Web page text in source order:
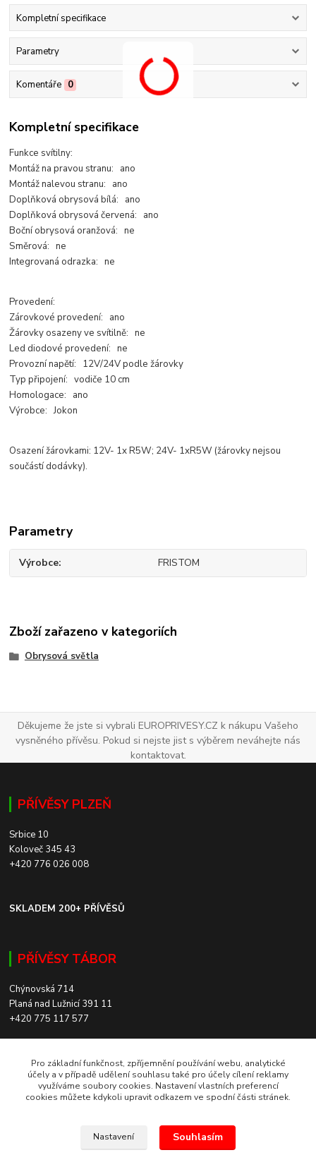
Kompletní specifikace
Parametry
Komentáře 0
Kompletní specifikace
Funkce svítilny:
Montáž na pravou stranu: ano
Montáž nalevou stranu: ano
Doplňková obrysová bílá: ano
Doplňková obrysová červená: ano
Boční obrysová oranžová: ne
Směrová: ne
Integrovaná odrazka: ne
Provedení:
Zárovkové provedení: ano
Žárovky osazeny ve svítilně: ne
Led diodové provedení: ne
Provozní napětí: 12V/24V podle žárovky
Typ připojení: vodiče 10 cm
Homologace: ano
Výrobce: Jokon
Osazení žárovkami: 12V- 1x R5W; 24V- 1xR5W (žárovky nejsou
součástí dodávky).
Parametry
Výrobce FRISTOM
Zboží zařazeno v kategoriích
Obrysová světla
Děkujeme že jste si vybrali EUROPRIVESY.CZ k nákupu Vašeho
vysněného přívěsu. Pokud si nejste jist s výběrem neváhejte nás
kontaktovat.
PŘÍVĚSY PLZEŇ
Srbice 10
Koloveč 345 43
+420 776 026 008
SKLADEM 200+ PŘÍVĚSŮ
PŘÍVĚSY TÁBOR
Chýnovská 714
Planá nad Lužnicí 391 11
+420 775 117 577
ROZVOZ PO CELÉ ČR
Pro základní funkčnost, zpříjemnění používání webu, analytické
účely a v případě udělení souhlasu také pro účely cílení reklamy
využíváme soubory cookies. Nastavení vlastních preferencí
cookies můžete kdykoli upravit odkazem ve spodní části stránek.
Nastavení Souhlasím